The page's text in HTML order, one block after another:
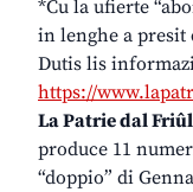
*Cu la ufierte
in lenghe a presit
Dutis lis
https://
La Patrie dal Friûl
produce 11
“doppio” di